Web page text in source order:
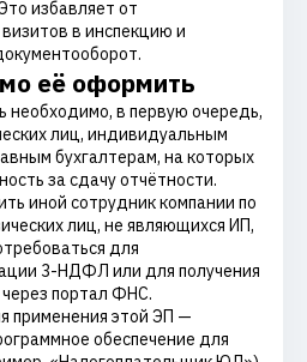
избавляет от
в инспекцию и
её оформить
необходимо, в первую очередь,
лиц, индивидуальным
бухгалтерам, на которых
за сдачу отчётности.
иной сотрудник компании по
лиц, не являющихся ИП,
для
3-НДФЛ или для получения
через портал ФНС.
применения этой ЭП —
обеспечение для